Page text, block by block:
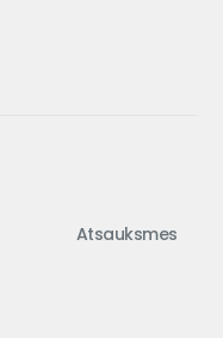
Atsauksmes